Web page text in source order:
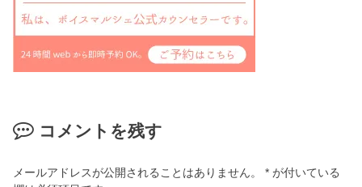
コメントを残す
メールアドレスが公開されることはありません。 * が付いている